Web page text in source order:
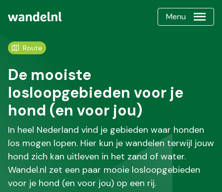
Menu
Route
De mooiste
losloopgebieden voor je
hond (en voor jou)
In heel Nederland vind je gebieden waar honden
los mogen lopen. Hier kun je wandelen terwijl jouw
hond zich kan uitleven in het zand of water.
Wandel.nl zet een paar mooie losloopgebieden
voor je hond (en voor jou) op een rij.